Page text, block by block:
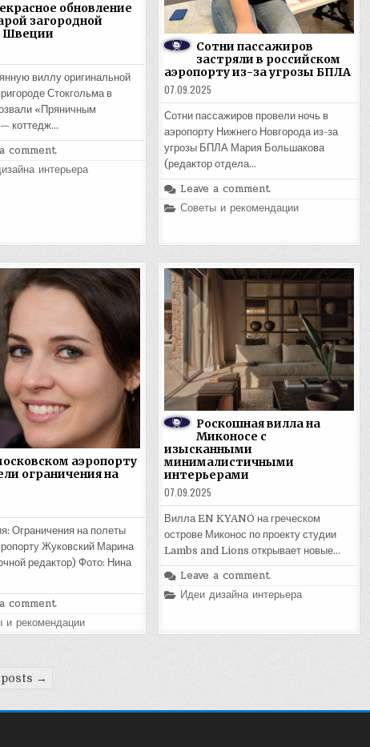
обновление
загородной
Швеции
виллу оригинальной
Стокгольма в
«Пряничным
коттедж…
comment
интерьера
Сотни пассажиров
застряли в российском
аэропорту из-за угрозы БПЛА
07.09.2025
Сотни пассажиров провели ночь в
аэропорту Нижнего Новгорода из-за
угрозы БПЛА Мария Большакова
(редактор отдела…
Leave a comment
Posted
Советы и рекомендации
аэропорту
ограничения на
Ограничения на полеты
Жуковский Марина
редактор) Фото: Нина
comment
и рекомендации
Роскошная вилла на
Миконосе с
изысканными
минималистичными
интерьерами
07.09.2025
Вилла EN KYANÓ на греческом
острове Миконос по проекту студии
Lambs and Lions открывает новые…
Leave a comment
Posted
in
Идеи дизайна интерьера
posts →